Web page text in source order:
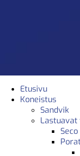
Etusivu
Koneistus
Sandvik
Seco